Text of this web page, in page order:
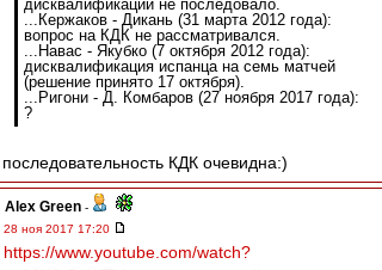
дисквалификации не последовало.
...Кержаков - Дикань (31 марта 2012 года):
вопрос на КДК не рассматривался.
...Навас - Якубко (7 октября 2012 года):
дисквалификация испанца на семь матчей
(решение принято 17 октября).
...Ригони - Д. Комбаров (27 ноября 2017 года):
?
последовательность КДК очевидна:)
Alex Green -
28 ноя 2017 17:20
https://www.youtube.com/watch?